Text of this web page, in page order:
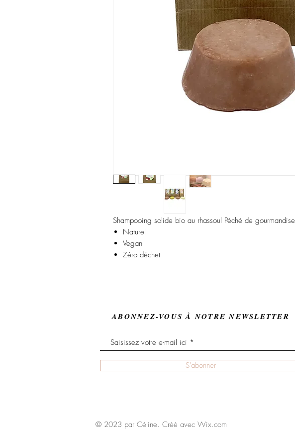
Shampooing solide bio au rhassoul Péché de gourmandise
Naturel
Vegan
Zéro déchet
ABONNEZ-VOUS À NOTRE NEWSLETTER
S'abonner
© 2023 par Céline. Créé avec Wix.com